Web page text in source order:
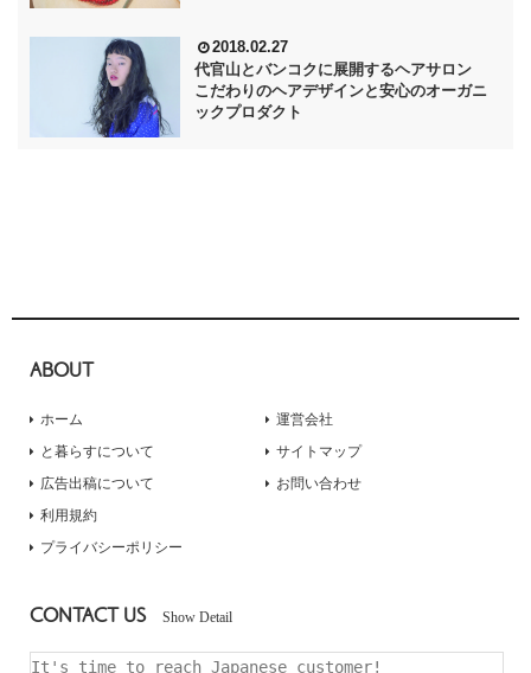
2018.02.27
代官山とバンコクに展開するヘアサロン
こだわりのヘアデザインと安心のオーガニ
ックプロダクト
ABOUT
ホーム
と暮らすについて
広告出稿について
運営会社
サイトマップ
お問い合わせ
利用規約
プライバシーポリシー
CONTACT US Show Detail